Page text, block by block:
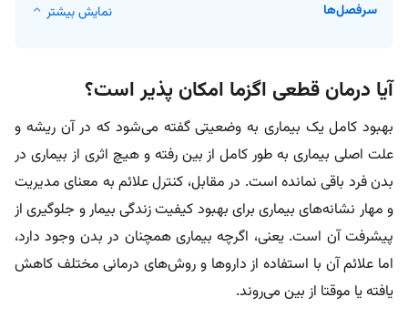
سرفصل‌ها نمایش بیشتر
آیا درمان قطعی اگزما امکان پذیر است؟
بهبود کامل یک بیماری به وضعیتی گفته می‌شود که در آن ریشه و
علت اصلی بیماری به طور کامل از بین رفته و هیچ اثری از بیماری در
بدن فرد باقی نمانده است. در مقابل، کنترل علائم به معنای مدیریت
و مهار نشانه‌های بیماری برای بهبود کیفیت زندگی بیمار و جلوگیری از
پیشرفت آن است. یعنی، اگرچه بیماری همچنان در بدن وجود دارد،
اما علائم آن با استفاده از داروها و روش‌های درمانی مختلف کاهش
یافته یا موقتا از بین می‌روند.